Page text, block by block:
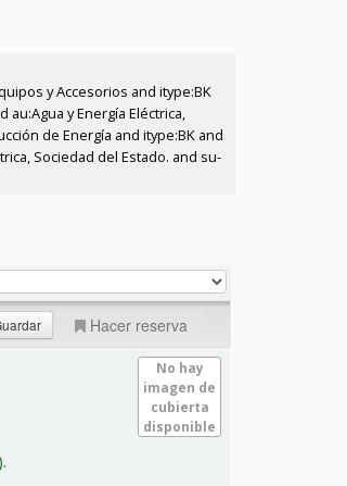
y Accesorios and itype:BK
y Energía Eléctrica,
de Energía and itype:BK and
Sociedad del Estado. and su-
Hacer reserva
No hay
imagen de
cubierta
disponible